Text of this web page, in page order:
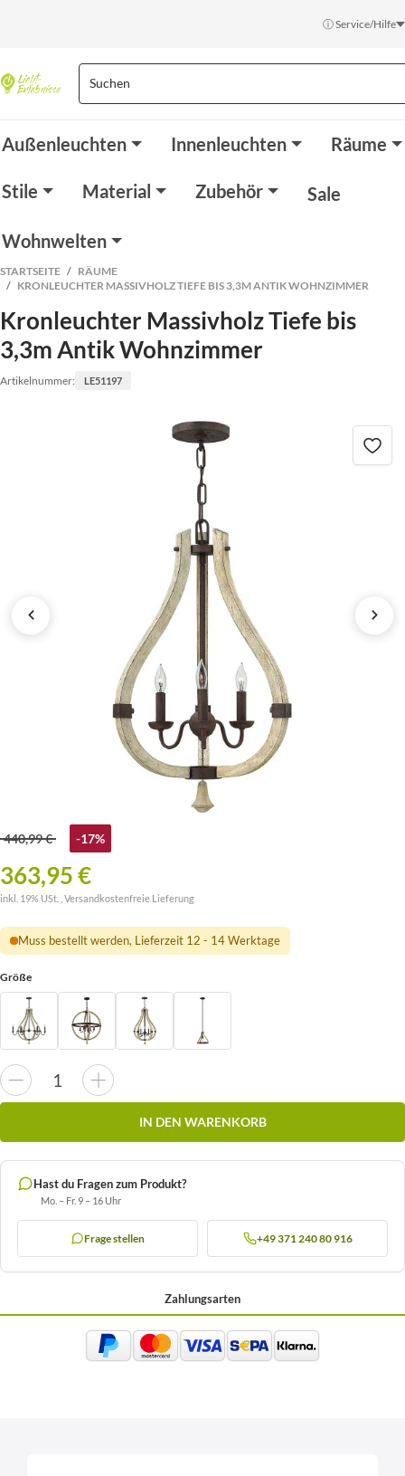
ⓘ Service/Hilfe
Außenleuchten Innenleuchten Räume
Stile Material Zubehör Sale
Wohnwelten
STARTSEITE
RÄUME
KRONLEUCHTER MASSIVHOLZ TIEFE BIS 3,3M ANTIK WOHNZIMMER
Kronleuchter Massivholz Tiefe bis
3,3m Antik Wohnzimmer
Artikelnummer: LE51197
440,99 € -17%
363,95 €
inkl. 19% USt. , Versandkostenfreie Lieferung
Muss bestellt werden, Lieferzeit 12 - 14 Werktage
Größe
IN DEN WARENKORB
Hast du Fragen zum Produkt?
Mo. – Fr. 9 – 16 Uhr
Frage stellen +49 371 240 80 916
Zahlungsarten